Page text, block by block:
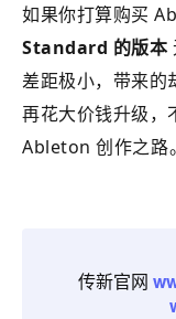
如果你打算购买
Standard 的版本
差距极小，带来的
再花大价钱升级，
Ableton 创作之路。
传新官网